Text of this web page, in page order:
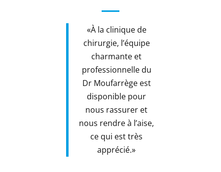
«À la clinique de
chirurgie, l’équipe
charmante et
professionnelle du
Dr Moufarrège est
disponible pour
nous rassurer et
nous rendre à l’aise,
ce qui est très
apprécié.»